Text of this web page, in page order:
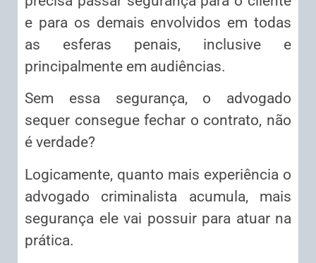
e para os demais envolvidos em todas
as esferas penais, inclusive e
principalmente em audiências.
Sem essa segurança, o advogado
sequer consegue fechar o contrato, não
é verdade?
Logicamente, quanto mais experiência o
advogado criminalista acumula, mais
segurança ele vai possuir para atuar na
prática.